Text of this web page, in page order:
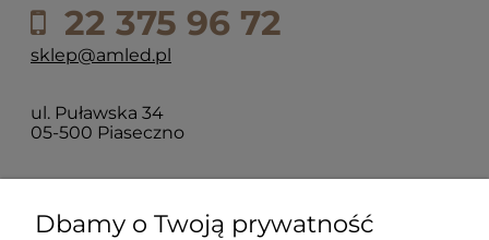
22 375 96 72
sklep@amled.pl
ul. Puławska 34
05-500 Piaseczno
Dla klientów
Dbamy o Twoją prywatność